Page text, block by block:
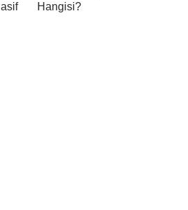
Hangisi?